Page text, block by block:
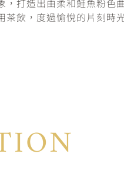
，打造出由柔和鮭魚粉色
茶飲，度過愉悅的片刻時